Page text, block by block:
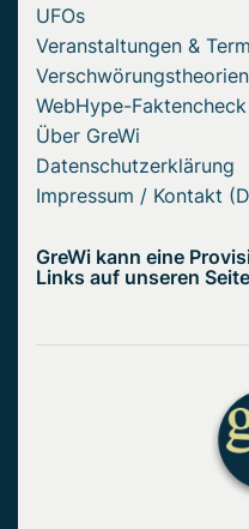
UFOs
Veranstaltungen &
Verschwörungstheorien
WebHype-Faktencheck
Über GreWi
Datenschutzerklärung
Impressum / Kontakt
GreWi kann eine
Links auf unseren